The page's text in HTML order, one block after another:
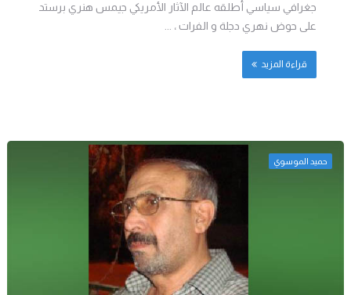
جغرافي سياسي أطلقه عالم الآثار الأمريكي جيمس هنري برستد
على حوض نهري دجلة و الفرات ، ...
قراءة المزيد
حميد الموسوي